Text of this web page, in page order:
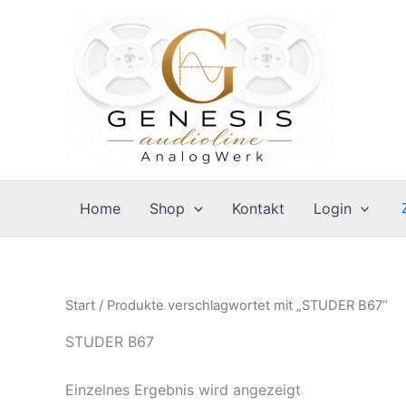
Home Shop Kontakt Login
Start / Produkte verschlagwortet mit „STUDER B67“
STUDER B67
Einzelnes Ergebnis wird angezeigt